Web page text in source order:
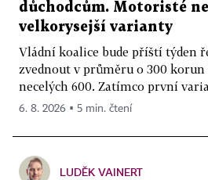
důchodcům. Motoristé
velkorysejší varianty
Vládní koalice bude příští týden
zvednout v průměru o 300 korun
necelých 600. Zatímco první
6. 8. 2026 ▪ 5 min. čtení
LUDĚK VAINERT